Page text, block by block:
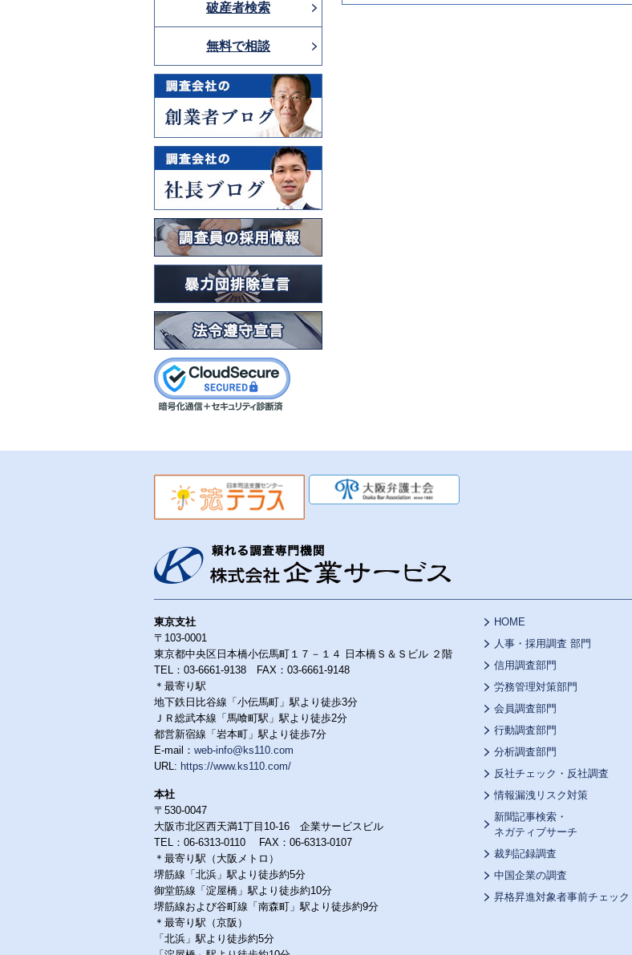
破産者検索
無料で相談
東京支社
〒103-0001
東京都中央区日本橋小伝馬町１７－１４ 日本橋Ｓ＆Ｓビル ２階
TEL：03-6661-9138 FAX：03-6661-9148
＊最寄り駅
地下鉄日比谷線「小伝馬町」駅より徒歩3分
ＪＲ総武本線「馬喰町駅」駅より徒歩2分
都営新宿線「岩本町」駅より徒歩7分
E-mail： web-info@ks110.com
URL: https://www.ks110.com/
本社
〒530-0047
大阪市北区西天満1丁目10-16 企業サービスビル
TEL：06-6313-0110 FAX：06-6313-0107
＊最寄り駅（大阪メトロ）
堺筋線「北浜」駅より徒歩約5分
御堂筋線「淀屋橋」駅より徒歩約10分
堺筋線および谷町線「南森町」駅より徒歩約9分
＊最寄り駅（京阪）
「北浜」駅より徒歩約5分
HOME
人事・採用調査 部門
信用調査部門
労務管理対策部門
会員調査部門
行動調査部門
分析調査部門
反社チェック・反社調査
情報漏洩リスク対策
新聞記事検索・
ネガティブサーチ
裁判記録調査
中国企業の調査
昇格昇進対象者事前チェック